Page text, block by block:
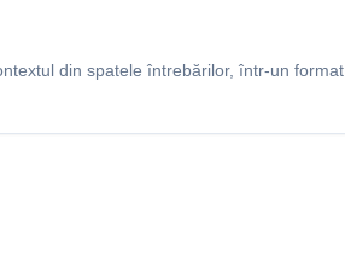
din spatele întrebărilor, într-un format